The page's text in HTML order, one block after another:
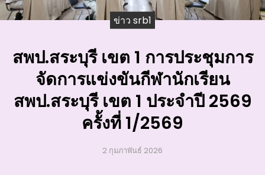
ข่าว srb1
สพป.สระบุรี เขต 1 การประชุมการ
จัดการแข่งขันกีฬานักเรียน
สพป.สระบุรี เขต 1 ประจำปี 2569
ครั้งที่ 1/2569
2 กุมภาพันธ์ 2026